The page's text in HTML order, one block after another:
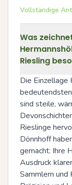
Vollständige
Was
Riesling
Die Einzellage
sind steile,
Rieslinge
Dönnhoff
gemacht: Ihre
Ausdruck
Sammlern und